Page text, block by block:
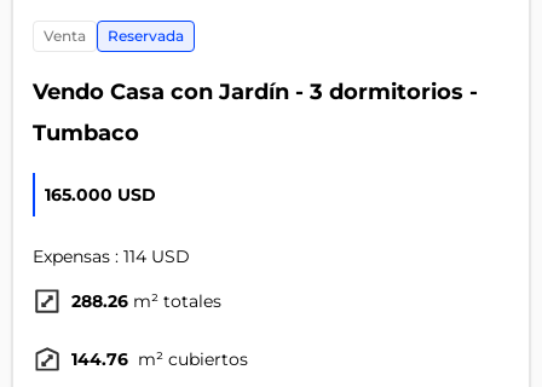
venta Reservada
Vendo Casa con Jardín - 3 dormitorios -
Tumbaco
165.000 USD
Expensas : 114 USD
288.26 m² totales
144.76 m² cubiertos